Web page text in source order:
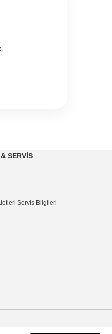
SERVİS
Servis Bilgileri